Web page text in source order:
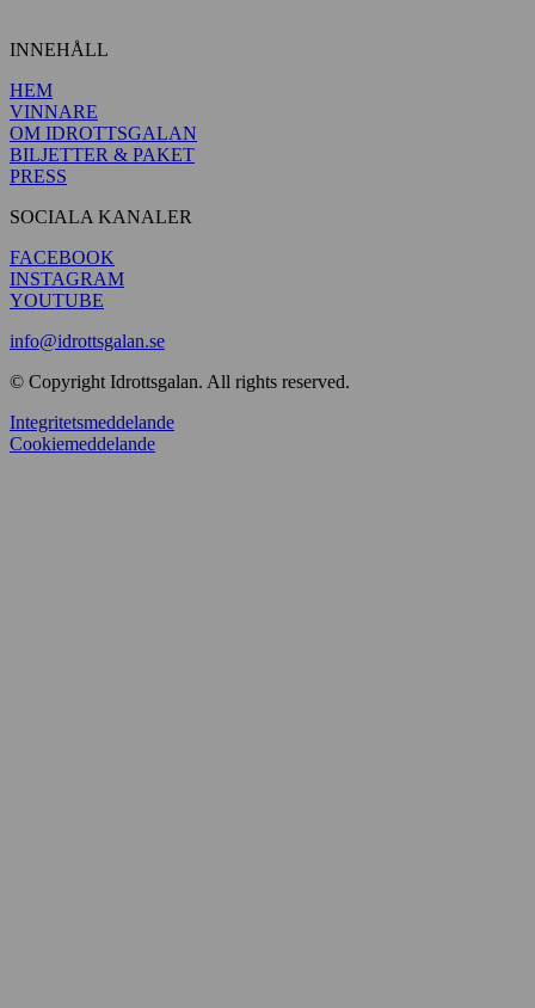
INNEHÅLL
HEM
VINNARE
OM IDROTTSGALAN
BILJETTER & PAKET
PRESS
SOCIALA KANALER
FACEBOOK
INSTAGRAM
YOUTUBE
info@idrottsgalan.se
© Copyright Idrottsgalan. All rights reserved.
Integritetsmeddelande
Cookiemeddelande